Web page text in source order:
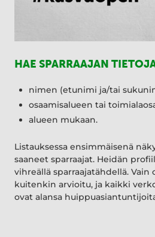
HAE SPARRAAJAN
nimen (etunimi ja/tai
osaamisalueen tai
alueen mukaan.
Listauksessa ensimmäisenä
saaneet sparraajat. Heidän
vihreällä sparraajatähdellä. Vain
kuitenkin arvioitu, ja kaikki
ovat alansa